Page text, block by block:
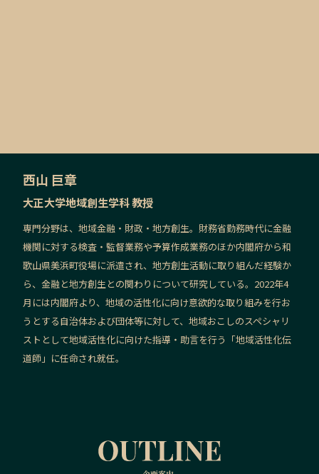
西山 巨章
大正大学地域創生学科 教授
専門分野は、地域金融・財政・地方創生。財務省勤務時代に金融
機関に対する検査・監督業務や予算作成業務のほか内閣府から和
歌山県美浜町役場に派遣され、地方創生活動に取り組んだ経験か
ら、金融と地方創生との関わりについて研究している。2022年4
月には内閣府より、地域の活性化に向け意欲的な取り組みを行お
うとする自治体および団体等に対して、地域おこしのスペシャリ
ストとして地域活性化に向けた指導・助言を行う「地域活性化伝
道師」に任命され就任。